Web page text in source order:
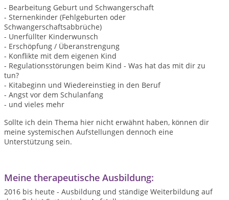
- Bearbeitung Geburt und Schwangerschaft
- Sternenkinder (Fehlgeburten oder
Schwangerschaftsabbrüche)
- Unerfüllter Kinderwunsch
- Erschöpfung / Überanstrengung
- Konflikte mit dem eigenen Kind
- Regulationsstörungen beim Kind - Was hat das mit dir zu
tun?
- Kitabeginn und Wiedereinstieg in den Beruf
- Angst vor dem Schulanfang
- und vieles mehr
Sollte ich dein Thema hier nicht erwähnt haben, können dir
meine systemischen Aufstellungen dennoch eine
Unterstützung sein.
Meine therapeutische Ausbildung:
2016 bis heute - Ausbildung und ständige Weiterbildung auf